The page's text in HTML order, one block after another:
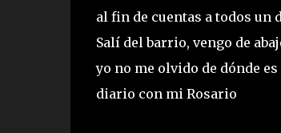
al fin de cuentas a todos un
Salí del barrio, vengo de
yo no me olvido de dónde
diario con mi Rosario